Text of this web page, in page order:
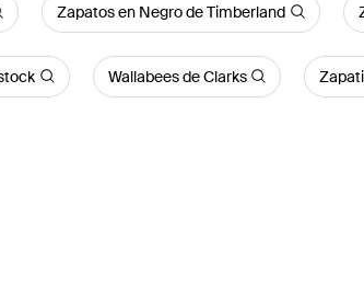
Zapatos en Negro de Timberland
Wallabees de Clarks